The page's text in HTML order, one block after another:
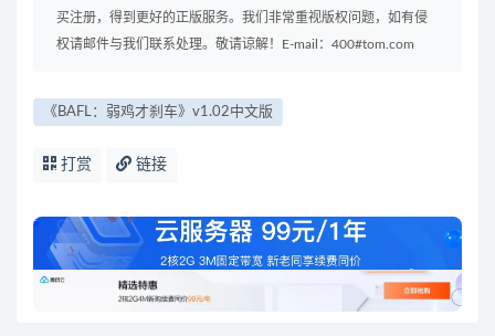
买注册，得到更好的正版服务。我们非常重视版权问题，如有侵
权请邮件与我们联系处理。敬请谅解！E-mail：400#tom.com
《BAFL：弱鸡才刹车》v1.02中文版
打赏 链接